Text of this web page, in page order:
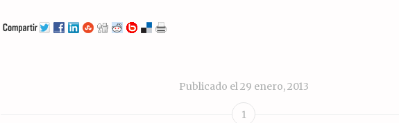
Publicado el29 enero, 2013
1